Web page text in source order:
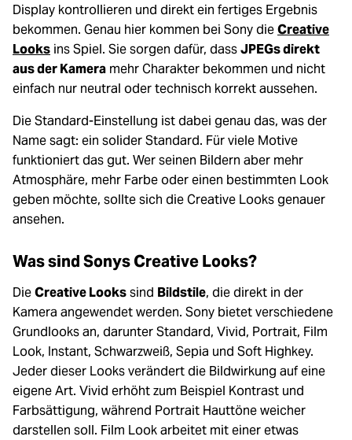
Display kontrollieren und direkt ein fertiges Ergebnis
bekommen. Genau hier kommen bei Sony dieCreative
Looks ins Spiel. Sie sorgen dafür, dassJPEGs direkt
aus der Kamera mehr Charakter bekommen und nicht
einfach nur neutral oder technisch korrekt aussehen.
Die Standard-Einstellung ist dabei genau das, was der
Name sagt: ein solider Standard. Für viele Motive
funktioniert das gut. Wer seinen Bildern aber mehr
Atmosphäre, mehr Farbe oder einen bestimmten Look
geben möchte, sollte sich die Creative Looks genauer
ansehen.
Was sind Sonys Creative Looks?
DieCreative Lookssind Bildstile, die direkt in der
Kamera angewendet werden. Sony bietet verschiedene
Grundlooks an, darunter Standard, Vivid, Portrait, Film
Look, Instant, Schwarzweiß, Sepia und Soft Highkey.
Jeder dieser Looks verändert die Bildwirkung auf eine
eigene Art. Vivid erhöht zum Beispiel Kontrast und
Farbsättigung, während Portrait Hauttöne weicher
darstellen soll. Film Look arbeitet mit einer etwas